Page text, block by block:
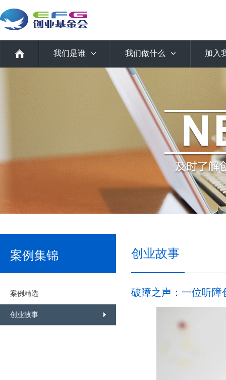
我们是谁 我们做什么 加入
案例集锦
案例精选
创业故事
创业故事
破障之声：一位听障